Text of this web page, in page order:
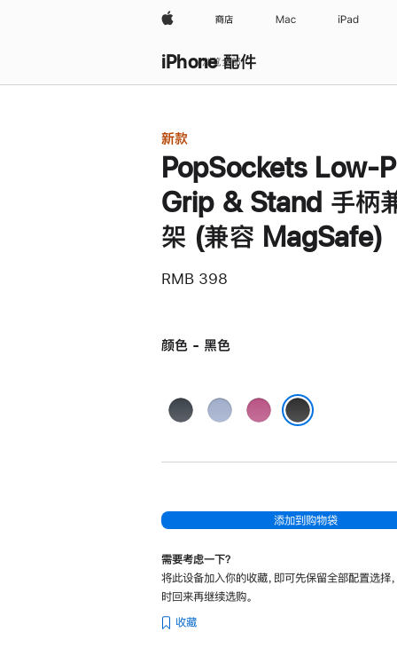
Apple 商店 Mac iPad
iPhone 配件
浏览全部
新款
PopSockets Low-
Grip & Stand 手柄
架 (兼容 MagSafe)
RMB 398
颜色 - 黑色
海
蓝
粉
添加到购物袋
需要考虑一下？
将此设备加入你的收藏，即可先保留全部配置选择
时回来再继续选购。
收藏